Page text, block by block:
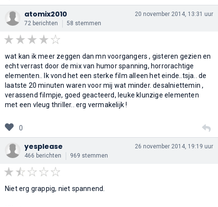
atomix2010
72 berichten 58 stemmen
20 november 2014, 13:31 uur
wat kan ik meer zeggen dan mn voorgangers , gisteren gezien en
echt verrast door de mix van humor spanning, horrorachtige
elementen.. Ik vond het een sterke film alleen het einde..tsja.. de
laatste 20 minuten waren voor mij wat minder. desalniettemin ,
verassend filmpje, goed geacteerd, leuke klunzige elementen
met een vleug thriller.. erg vermakelijk !
0
yesplease
466 berichten 969 stemmen
26 november 2014, 19:19 uur
Niet erg grappig, niet spannend.